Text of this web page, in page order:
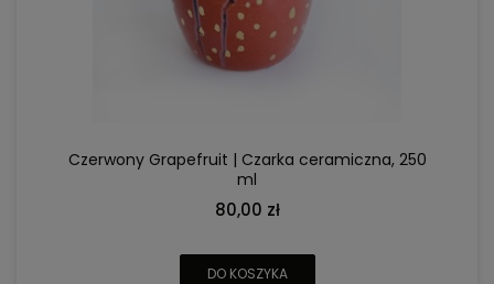
Czerwony Grapefruit | Czarka ceramiczna, 250
ml
80,00 zł
DO KOSZYKA